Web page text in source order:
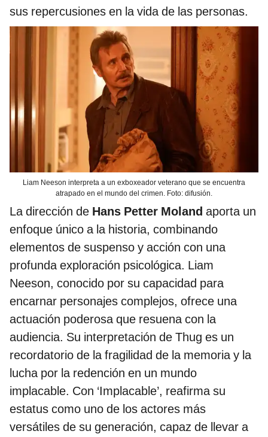
sus repercusiones en la vida de las personas.
Liam Neeson interpreta a un exboxeador veterano que se encuentra
atrapado en el mundo del crimen. Foto: difusión.
La dirección de Hans Petter Moland aporta un
enfoque único a la historia, combinando
elementos de suspenso y acción con una
profunda exploración psicológica. Liam
Neeson, conocido por su capacidad para
encarnar personajes complejos, ofrece una
actuación poderosa que resuena con la
audiencia. Su interpretación de Thug es un
recordatorio de la fragilidad de la memoria y la
lucha por la redención en un mundo
implacable. Con ‘Implacable’, reafirma su
estatus como uno de los actores más
versátiles de su generación, capaz de llevar a